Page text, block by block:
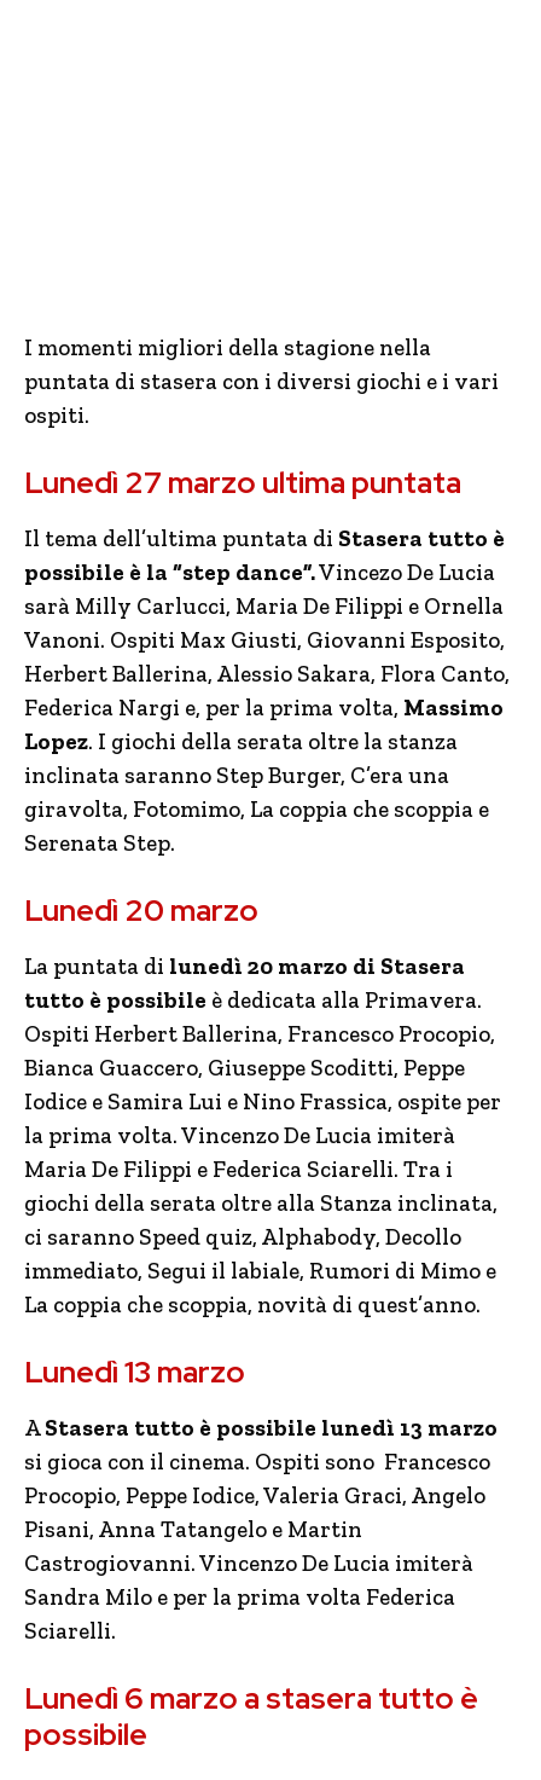
I momenti migliori della stagione nella
puntata di stasera con i diversi giochi e i vari
ospiti.
Lunedì 27 marzo ultima puntata
Il tema dell’ultima puntata di Stasera tutto è
possibile è la “step dance”.Vincezo De Lucia
sarà Milly Carlucci, Maria De Filippi e Ornella
Vanoni. Ospiti Max Giusti, Giovanni Esposito,
Herbert Ballerina, Alessio Sakara, Flora Canto,
Federica Nargi e, per la prima volta, Massimo
Lopez. I giochi della serata oltre la stanza
inclinata saranno Step Burger, C’era una
giravolta, Fotomimo, La coppia che scoppia e
Serenata Step.
Lunedì 20 marzo
La puntata di lunedì 20 marzo di Stasera
tutto è possibile è dedicata alla Primavera.
Ospiti Herbert Ballerina, Francesco Procopio,
Bianca Guaccero, Giuseppe Scoditti, Peppe
Iodice e Samira Lui e Nino Frassica, ospite per
la prima volta. Vincenzo De Lucia imiterà
Maria De Filippi e Federica Sciarelli. Tra i
giochi della serata oltre alla Stanza inclinata,
ci saranno Speed quiz, Alphabody, Decollo
immediato, Segui il labiale, Rumori di Mimo e
La coppia che scoppia, novità di quest’anno.
Lunedì 13 marzo
AStasera tutto è possibile lunedì 13 marzo
si gioca con il cinema. Ospiti sono Francesco
Procopio, Peppe Iodice, Valeria Graci, Angelo
Pisani, Anna Tatangelo e Martin
Castrogiovanni. Vincenzo De Lucia imiterà
Sandra Milo e per la prima volta Federica
Sciarelli.
Lunedì 6 marzo a stasera tutto è
possibile